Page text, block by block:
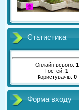
Статистика
Онлайн всього: 1
Гостей: 1
Користувачів: 0
Форма входу